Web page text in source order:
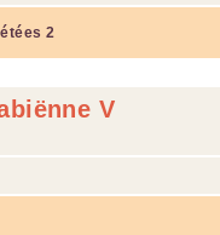
2
V